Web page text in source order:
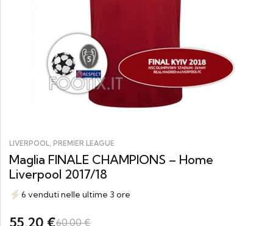
LIVERPOOL, PREMIER LEAGUE
Maglia FINALE CHAMPIONS – Home
Liverpool 2017/18
6 venduti nelle ultime 3 ore
55,20 €60,00€